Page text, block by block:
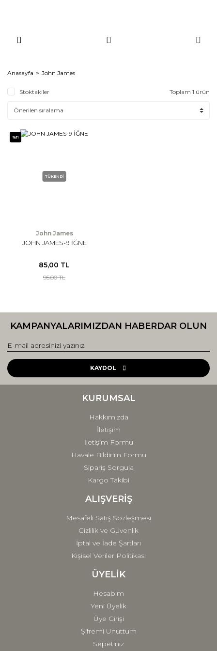
Anasayfa John James
Stoktakiler Toplam 1 ürün
%11
TÜKENDİ
John James
JOHN JAMES-9 İĞNE
85,00 TL
95,00 TL
KAMPANYALARIMIZDAN HABERDAR OLUN
KAYDOL
KURUMSAL
Hakkımızda
İletişim
İletişim Formu
Havale Bildirim Formu
Sipariş Sorgula
Kargo Takibi
ALIŞVERİŞ
Mesafeli Satış Sözleşmesi
Gizlilik ve Güvenlik
İptal ve İade Şartları
Kişisel Veriler Politikası
ÜYELİK
Hesabım
Yeni Üyelik
Üye Girişi
Şifremi Unuttum
Sepetiniz